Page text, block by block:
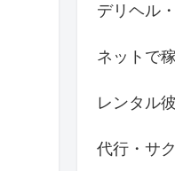
デリヘル
ネットで
レンタル
代行・サ